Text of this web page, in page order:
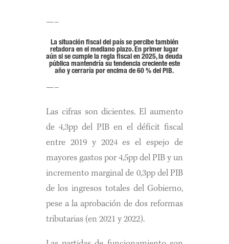
—–
La situación fiscal del país se percibe también
retadora en el mediano plazo. En primer lugar
aún si se cumple la regla fiscal en 2025, la deuda
pública mantendría su tendencia creciente este
año y cerraría por encima de 60 % del PIB.
—–
Las cifras son dicientes. El aumento
de 4,3pp del PIB en el déficit fiscal
entre 2019 y 2024 es el espejo de
mayores gastos por 4,5pp del PIB y un
incremento marginal de 0,3pp del PIB
de los ingresos totales del Gobierno,
pese a la aprobación de dos reformas
tributarias (en 2021 y 2022).